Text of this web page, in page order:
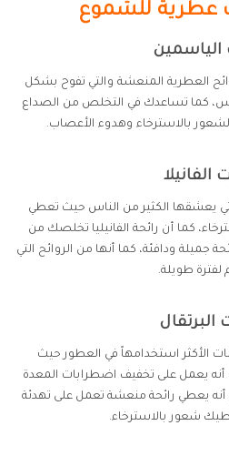
عطرية للشموع
الياسمين
العطرية المنعشة والتي تفوح بشكل
كما تساعدك في التخلص من الصداع
الشعور بالاسترخاء وهدوء الأعصاب.
الفانيلا
يعشقها الكثير من الناس حيث تعطي
كما أن رائحة الفانيليا تخلصك من
جميلة ودافئة، كما أنها من الروائح التي
لفترة طويلة.
البرتقال
الأكثر استخدامهاً في العطور حيث
يعمل على تخفيف اضطرابات المعدة
أنه يعطي رائحة منعشة تعمل على تهدئة
شعور بالاسترخاء.